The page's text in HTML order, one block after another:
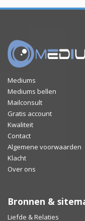
Mediums
Mediums bellen
Mailconsult
Gratis account
Kwaliteit
Contact
Algemene voorwaarden
Klacht
Over ons
Bronnen &
Liefde & Relaties